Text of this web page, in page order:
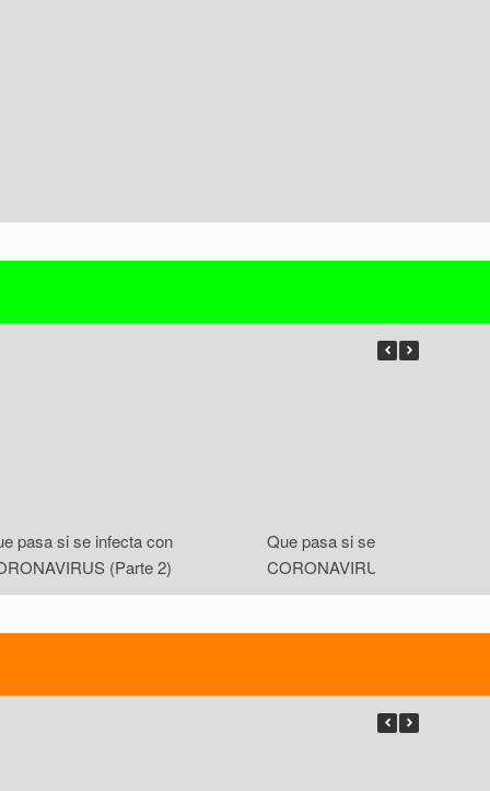
pasa si se infecta con
(Parte 2)
Que pasa si se infecta con
CORONAVIRUS (Parte 1)